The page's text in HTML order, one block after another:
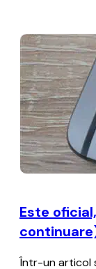
Este
Într-un articol